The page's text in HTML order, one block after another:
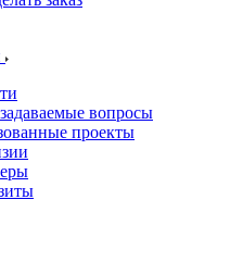
вопросы
проекты